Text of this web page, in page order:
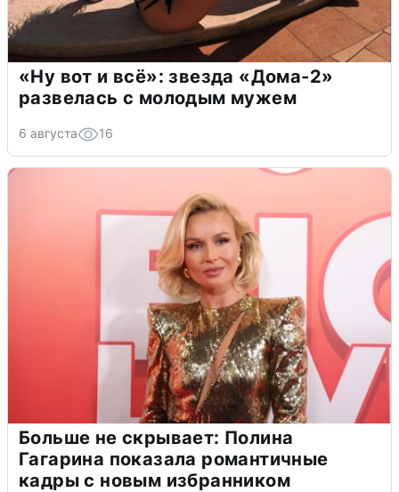
«Ну вот и всё»: звезда «Дома-2»
развелась с молодым мужем
6 августа 16
Больше не скрывает: Полина
Гагарина показала романтичные
кадры с новым избранником